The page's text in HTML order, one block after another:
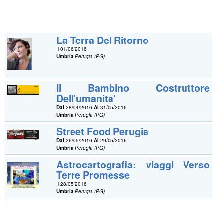
La Terra Del Ritorno
Il 01/06/2016
Umbria Perugia (PG)
Il Bambino Costruttore
Dell'umanita'
Dal 28/04/2016Al 31/05/2016
Umbria Perugia (PG)
Street Food Perugia
Dal 26/05/2016Al 29/05/2016
Umbria Perugia (PG)
Astrocartografia: viaggi Verso
Terre Promesse
Il 28/05/2016
Umbria Perugia (PG)